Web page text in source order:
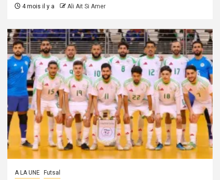
4 mois il y a Ali Ait Si Amer
A LA UNE Futsal